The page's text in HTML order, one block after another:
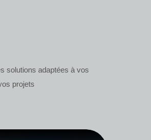
solutions adaptées à vos
projets